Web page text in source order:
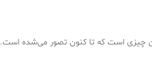
چیزی است که تا کنون تصور می‌شده است.